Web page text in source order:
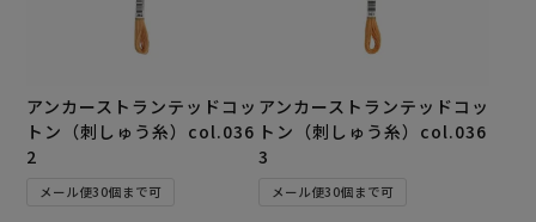
アンカーストランテッドコッ
トン（刺しゅう糸）col.036
2
メール便30個まで可
アンカーストランテッドコッ
トン（刺しゅう糸）col.036
3
メール便30個まで可